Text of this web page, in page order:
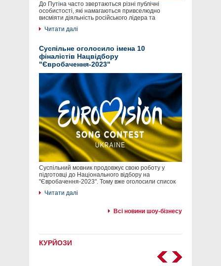
До Путіна часто звертаються різні публічні
особистості, які намагаються привселюдно
висміяти діяльність російського лідера та
Читати далі
Суспільне оголосило імена 10
фіналістів Нацвідбору
"Євробачення-2023"
Суспільний мовник продовжує свою роботу у
підготовці до Національного відбору на
"Євробачення-2023". Тому вже оголосили список
Читати далі
Всі новини шоу-бізнесу
КУРЙОЗИ